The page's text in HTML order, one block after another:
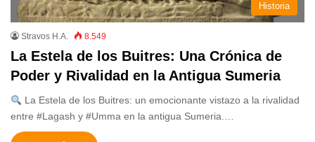
Historia
Stravos H.A. 8.549
La Estela de los Buitres: Una Crónica de
Poder y Rivalidad en la Antigua Sumeria
La Estela de los Buitres: un emocionante vistazo a la rivalidad
entre #Lagash y #Umma en la antigua Sumeria.…